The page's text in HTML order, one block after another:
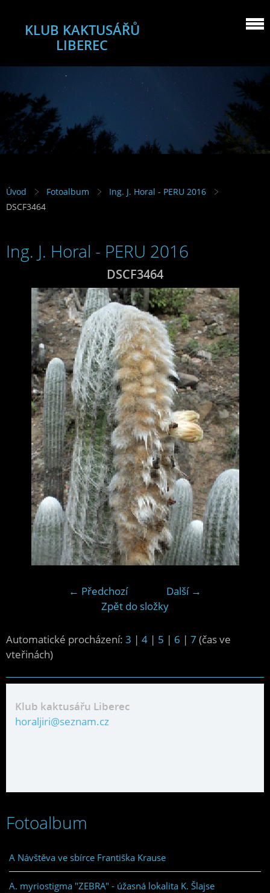
KLUB KAKTUSÁŘŮ
LIBEREC
Úvod Fotoalbum
Ing. J. Horal - PERU 2016
DSCF3464
Ing. J. Horal - PERU 2016
DSCF3464
← Předchozí
Další →
Zpět do složky
Automatické procházení: 3 | 4 | 5 | 6 | 7 (čas ve
vteřinách)
Klub kaktusářu Liberec
horaljiri@seznam.cz
Fotoalbum
A Návštěva ve sbírce Františka Krause
A. myriostigma "ZEBRA" - úžasná lokalita K. Šlajse